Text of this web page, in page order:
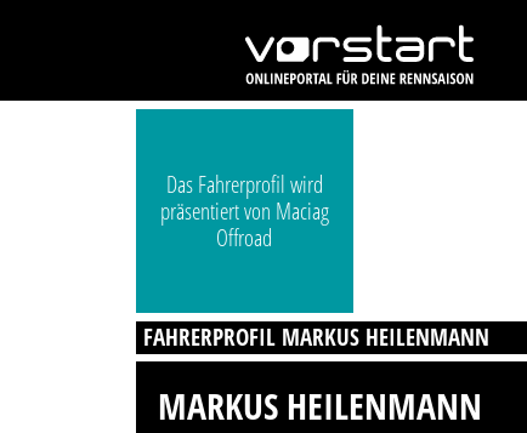
Das Fahrerprofil wird
präsentiert von Maciag
Offroad
FAHRERPROFIL MARKUS HEILENMANN
MARKUS HEILENMANN